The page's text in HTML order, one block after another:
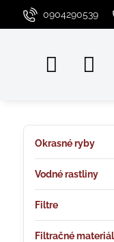
0904290539
Okrasné ryby
Vodné rastliny
Filtre
Filtračné